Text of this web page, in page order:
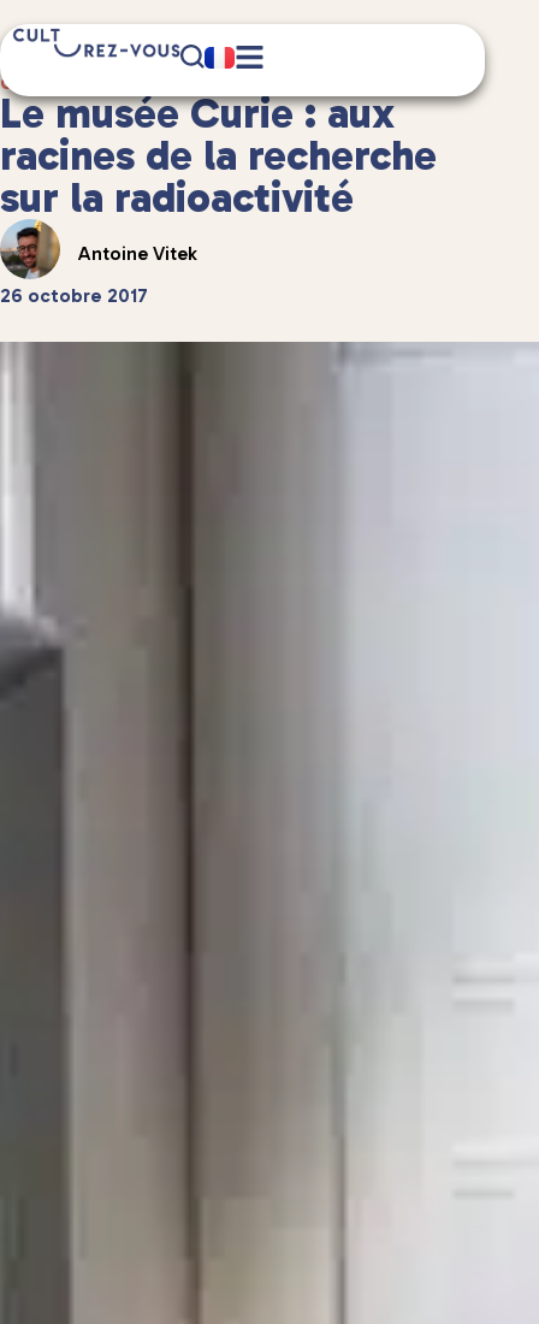
Culture
8 minute(s) de lecture
Le musée Curie : aux
racines de la recherche
sur la radioactivité
Antoine Vitek
26 octobre 2017